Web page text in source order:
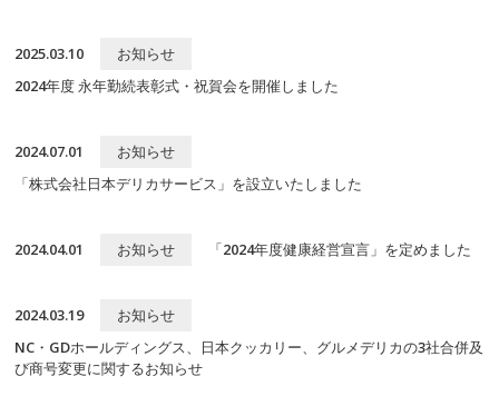
2025.03.10
お知らせ
2024年度 永年勤続表彰式・祝賀会を開催しました
2024.07.01
お知らせ
「株式会社日本デリカサービス」を設立いたしました
2024.04.01 お知らせ 「2024年度健康経営宣言」を定めました
2024.03.19
お知らせ
NC・GDホールディングス、日本クッカリー、グルメデリカの3社合併及
び商号変更に関するお知らせ